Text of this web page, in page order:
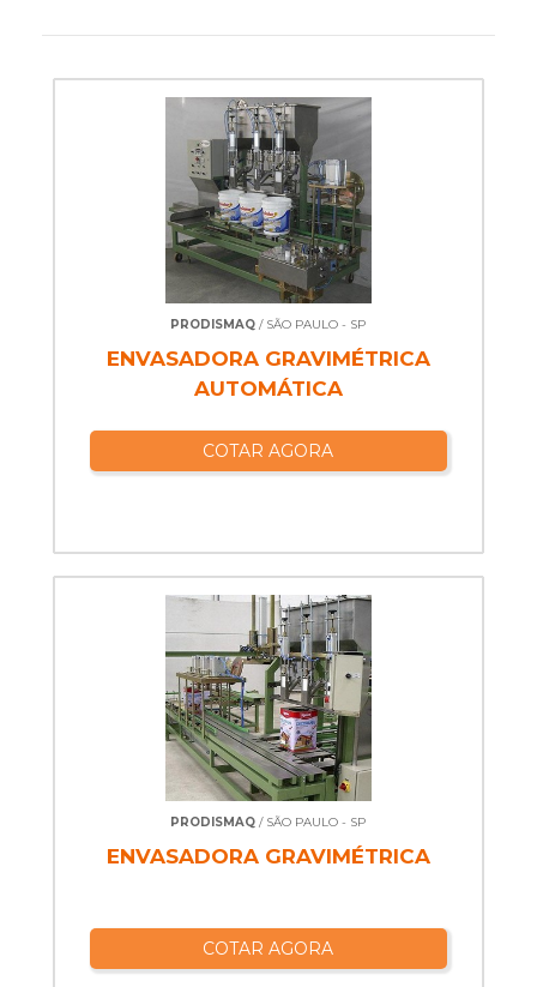
PRODISMAQ / SÃO PAULO - SP
ENVASADORA GRAVIMÉTRICA
AUTOMÁTICA
COTAR AGORA
PRODISMAQ / SÃO PAULO - SP
ENVASADORA GRAVIMÉTRICA
COTAR AGORA